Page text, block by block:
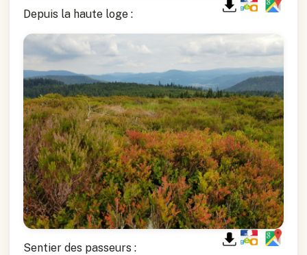
Depuis la haute loge :
Sentier des passeurs :